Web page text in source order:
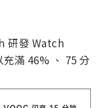
研發 Watch
滿 46% 、 75 分